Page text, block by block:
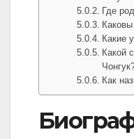
Где
Какие
Какой
Как